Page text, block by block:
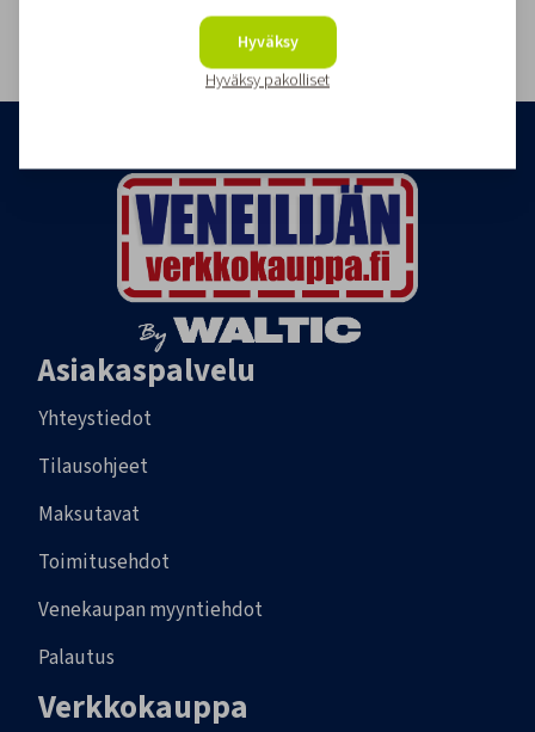
tilaukset@veneilijanverkkokauppa.fi
Asiakaspalvelu
Yhteystiedot
Tilausohjeet
Maksutavat
Toimitusehdot
Venekaupan myyntiehdot
Palautus
Verkkokauppa
Hyväksy
Hyväksy pakolliset